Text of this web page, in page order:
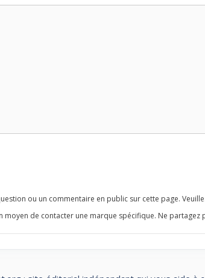
ou un commentaire en public sur cette page.
moyen de contacter une marque spécifique. Ne